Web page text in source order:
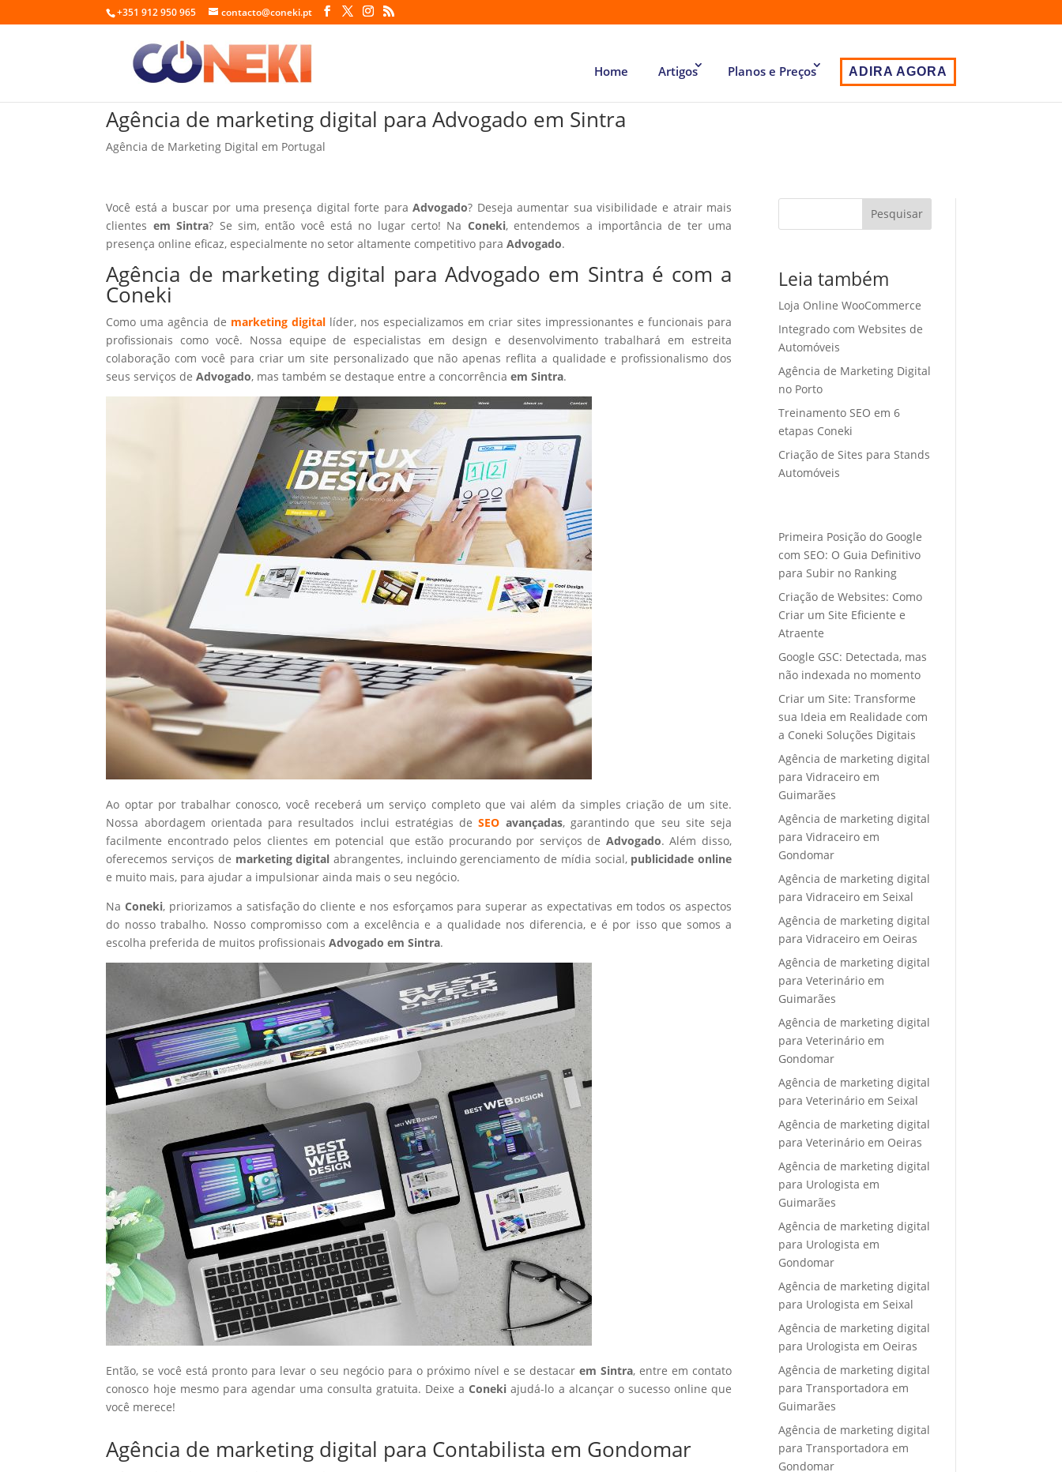
+351 912 950 965 contacto@coneki.pt
Home Artigos Planos e Preços ADIRA AGORA
Agência de marketing digital para Advogado em Sintra
Agência de Marketing Digital em Portugal
Você está a buscar por uma presença digital forte paraAdvogado? Deseja aumentar sua visibilidade e atrair mais
clientes em Sintra? Se sim, então você está no lugar certo! Na Coneki, entendemos a importância de ter uma
presença online eficaz, especialmente no setor altamente competitivo paraAdvogado.
Agência de marketing digital para Advogado em Sintra é com a
Coneki
Como uma agência de marketing digitallíder, nos especializamos em criar sites impressionantes e funcionais para
profissionais como você. Nossa equipe de especialistas em design e desenvolvimento trabalhará em estreita
colaboração com você para criar um site personalizado que não apenas reflita a qualidade e profissionalismo dos
seus serviços deAdvogado, mas também se destaque entre a concorrênciaem Sintra.
Ao optar por trabalhar conosco, você receberá um serviço completo que vai além da simples criação de um site.
Nossa abordagem orientada para resultados inclui estratégias deSEO avançadas, garantindo que seu site seja
facilmente encontrado pelos clientes em potencial que estão procurando por serviços de Advogado. Além disso,
oferecemos serviços de marketing digital abrangentes, incluindo gerenciamento de mídia social, publicidade online
e muito mais, para ajudar a impulsionar ainda mais o seu negócio.
NaConeki, priorizamos a satisfação do cliente e nos esforçamos para superar as expectativas em todos os aspectos
do nosso trabalho. Nosso compromisso com a excelência e a qualidade nos diferencia, e é por isso que somos a
escolha preferida de muitos profissionaisAdvogado em Sintra.
Então, se você está pronto para levar o seu negócio para o próximo nível e se destacarem Sintra, entre em contato
conosco hoje mesmo para agendar uma consulta gratuita. Deixe aConeki ajudá-lo a alcançar o sucesso online que
você merece!
Agência de marketing digital para Contabilista em Gondomar
Pesquisar
Leia também
Loja Online WooCommerce
Integrado com Websites de
Automóveis
Agência de Marketing Digital
no Porto
Treinamento SEO em 6
etapas Coneki
Criação de Sites para Stands
Automóveis
Primeira Posição do Google
com SEO: O Guia Definitivo
para Subir no Ranking
Criação de Websites: Como
Criar um Site Eficiente e
Atraente
Google GSC: Detectada, mas
não indexada no momento
Criar um Site: Transforme
sua Ideia em Realidade com
a Coneki Soluções Digitais
Agência de marketing digital
para Vidraceiro em
Guimarães
Agência de marketing digital
para Vidraceiro em
Gondomar
Agência de marketing digital
para Vidraceiro em Seixal
Agência de marketing digital
para Vidraceiro em Oeiras
Agência de marketing digital
para Veterinário em
Guimarães
Agência de marketing digital
para Veterinário em
Gondomar
Agência de marketing digital
para Veterinário em Seixal
Agência de marketing digital
para Veterinário em Oeiras
Agência de marketing digital
para Urologista em
Guimarães
Agência de marketing digital
para Urologista em
Gondomar
Agência de marketing digital
para Urologista em Seixal
Agência de marketing digital
para Urologista em Oeiras
Agência de marketing digital
para Transportadora em
Guimarães
Agência de marketing digital
para Transportadora em
Gondomar